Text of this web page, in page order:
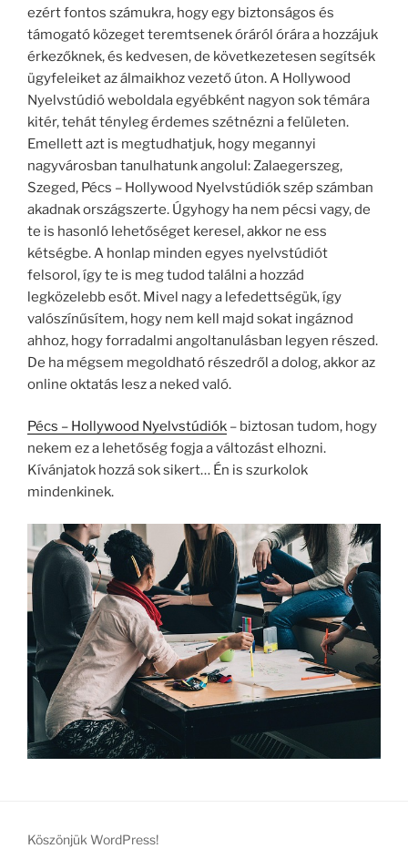
ezért fontos számukra, hogy egy biztonságos és
támogató közeget teremtsenek óráról órára a hozzájuk
érkezőknek, és kedvesen, de következetesen segítsék
ügyfeleiket az álmaikhoz vezető úton. A Hollywood
Nyelvstúdió weboldala egyébként nagyon sok témára
kitér, tehát tényleg érdemes szétnézni a felületen.
Emellett azt is megtudhatjuk, hogy megannyi
nagyvárosban tanulhatunk angolul: Zalaegerszeg,
Szeged, Pécs – Hollywood Nyelvstúdiók szép számban
akadnak országszerte. Úgyhogy ha nem pécsi vagy, de
te is hasonló lehetőséget keresel, akkor ne ess
kétségbe. A honlap minden egyes nyelvstúdiót
felsorol, így te is meg tudod találni a hozzád
legközelebb esőt. Mivel nagy a lefedettségük, így
valószínűsítem, hogy nem kell majd sokat ingáznod
ahhoz, hogy forradalmi angoltanulásban legyen részed.
De ha mégsem megoldható részedről a dolog, akkor az
online oktatás lesz a neked való.
Pécs – Hollywood Nyelvstúdiók – biztosan tudom, hogy
nekem ez a lehetőség fogja a változást elhozni.
Kívánjatok hozzá sok sikert… Én is szurkolok
mindenkinek.
Köszönjük WordPress!